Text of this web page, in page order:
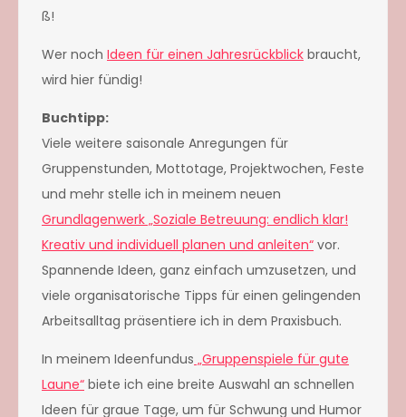
ß!
Wer noch Ideen für einen Jahresrückblick braucht,
wird hier fündig!
Buchtipp:
Viele weitere saisonale Anregungen für
Gruppenstunden, Mottotage, Projektwochen, Feste
und mehr stelle ich in meinem neuen
Grundlagenwerk „Soziale Betreuung: endlich klar!
Kreativ und individuell planen und anleiten“ vor.
Spannende Ideen, ganz einfach umzusetzen, und
viele organisatorische Tipps für einen gelingenden
Arbeitsalltag präsentiere ich in dem Praxisbuch.
In meinem Ideenfundus „Gruppenspiele für gute
Laune“ biete ich eine breite Auswahl an schnellen
Ideen für graue Tage, um für Schwung und Humor